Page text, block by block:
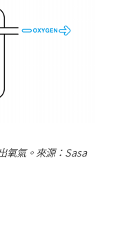
氧氣。來源：Sasa